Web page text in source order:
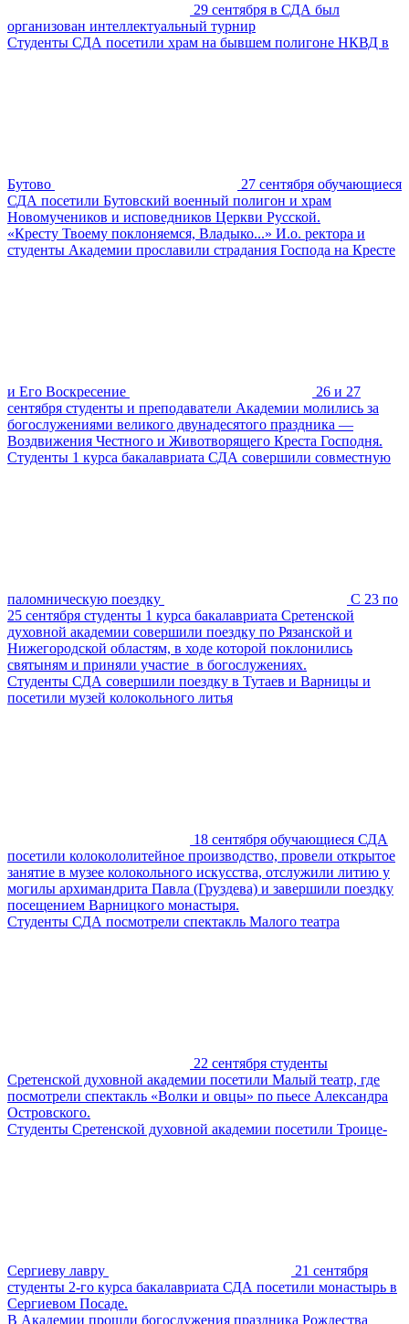
29 сентября в СДА был
организован интеллектуальный турнир
Студенты СДА посетили храм на бывшем полигоне НКВД в
Бутово
27 сентября обучающиеся
СДА посетили Бутовский военный полигон и храм
Новомучеников и исповедников Церкви Русской.
«Кресту Твоему поклоняемся, Владыко...» И.о. ректора и
студенты Академии прославили страдания Господа на Кресте
и Его Воскресение
26 и 27
сентября студенты и преподаватели Академии молились за
богослужениями великого двунадесятого праздника —
Воздвижения Честного и Животворящего Креста Господня.
Студенты 1 курса бакалавриата СДА совершили совместную
паломническую поездку
С 23 по
25 сентября студенты 1 курса бакалавриата Сретенской
духовной академии совершили поездку по Рязанской и
Нижегородской областям, в ходе которой поклонились
святыням и приняли участие в богослужениях.
Студенты СДА совершили поездку в Тутаев и Варницы и
посетили музей колокольного литья
18 сентября обучающиеся СДА
посетили колокололитейное производство, провели открытое
занятие в музее колокольного искусства, отслужили литию у
могилы архимандрита Павла (Груздева) и завершили поездку
посещением Варницкого монастыря.
Студенты СДА посмотрели спектакль Малого театра
22 сентября студенты
Сретенской духовной академии посетили Малый театр, где
посмотрели спектакль «Волки и овцы» по пьесе Александра
Островского.
Студенты Сретенской духовной академии посетили Троице-
Сергиеву лавру
21 сентября
студенты 2-го курса бакалавриата СДА посетили монастырь в
Сергиевом Посаде.
В Академии прошли богослужения праздника Рождества